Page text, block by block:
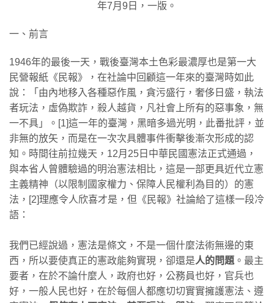
年7月9日，一版。
一、前言
1946年的最後一天，戰後臺灣本土色彩最濃厚也是第一大
民營報紙《民報》，在社論中回顧這一年來的臺灣時如此
說：「由內地移入各種惡作風，貪污盛行，奢侈日盛，執法
者玩法，虛偽欺詐，殺人越貨，凡社會上所有的惡事象，無
一不具」。[1]這一年的臺灣，黑暗多過光明，此番批評，並
非無的放矢，而是在一次次具體事件衝擊後漸次形成的認
知。時間往前拉幾天，12月25日中華民國憲法正式通過，
與本省人曾體驗過的明治憲法相比，這是一部更具近代立憲
主義精神（以限制國家權力、保障人民權利為目的）的憲
法，[2]理應令人欣喜才是，但《民報》社論給了這樣一段冷
語：
我們已經說過，憲法是條文，不是一個什麼法術無邊的東
西，所以要使真正的憲政能夠實現，卻還是人的問題 。最主
要者，在於不論什麼人，政府也好，公務員也好，官兵也
好，一般人民也好，在於每個人都應切切實實擁護憲法、遵